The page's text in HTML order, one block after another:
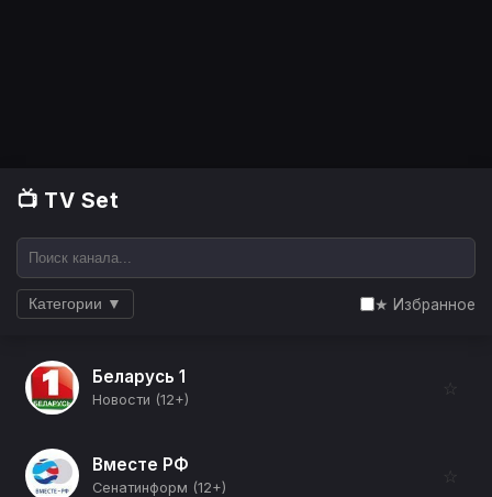
📺 TV Set
Категории ▼ ★ Избранное
Беларусь 1
Новости (12+)
☆
Вместе РФ
Сенатинформ (12+)
☆